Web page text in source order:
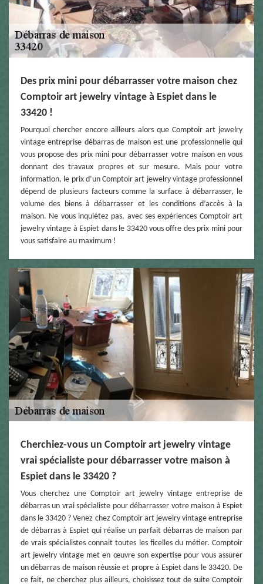
Des prix mini pour débarrasser votre maison chez
Comptoir art jewelry vintage à Espiet dans le
33420 !
Pourquoi chercher encore ailleurs alors que Comptoir art jewelry
vintage entreprise débarras de maison est une professionnelle qui
vous propose des prix mini pour débarrasser votre maison en vous
donnant des travaux propres et sur mesure. Mais pour votre
information, le prix d’un Comptoir art jewelry vintage professionnel
dépend de plusieurs facteurs comme la surface à débarrasser, le
volume des biens à débarrasser et les conditions d’accès à la
maison. Ne vous inquiétez pas, avec ses expériences Comptoir art
jewelry vintage à Espiet dans le 33420 vous offre des prix mini pour
vous satisfaire au maximum !
Cherchiez-vous un Comptoir art jewelry vintage
vrai spécialiste pour débarrasser votre maison à
Espiet dans le 33420 ?
Vous cherchez une Comptoir art jewelry vintage entreprise de
débarras un vrai spécialiste pour débarrasser votre maison à Espiet
dans le 33420 ? Venez chez Comptoir art jewelry vintage entreprise
de débarras à Espiet qui réalise un parfait débarras de maison par
de vrais spécialistes connait toutes les ficelles du métier. Comptoir
art jewelry vintage met en œuvre son expertise pour vous assurer
un débarras de maison réussie et propre à Espiet dans le 33420. De
ce fait, ne cherchez plus ailleurs, choisissez tout de suite Comptoir